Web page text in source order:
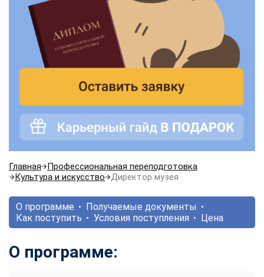
Главная
Профессиональная переподготовка
Культура и искусство
Директор музея
О программе
Получаемые документы
Как поступить
Условия поступления Цена
О программе: